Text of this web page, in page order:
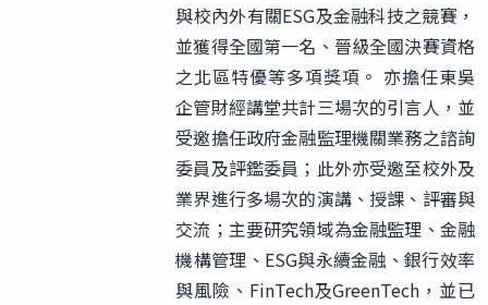
與校內外有關ESG及金融科技之競賽，
並獲得全國第一名、晉級全國決賽資格
之北區特優等多項獎項。 亦擔任東吳
企管財經講堂共計三場次的引言人，並
受邀擔任政府金融監理機關業務之諮詢
委員及評鑑委員；此外亦受邀至校外及
業界進行多場次的演講、授課、評審與
交流；主要研究領域為金融監理、金融
機構管理、ESG與永續金融、銀行效率
與風險、FinTech及GreenTech，並已